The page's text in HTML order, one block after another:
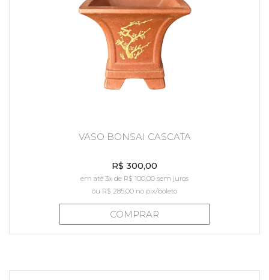
VASO BONSAI CASCATA
R$ 300,00
em até 3x de R$ 100,00 sem juros
ou R$ 285,00 no pix/boleto
COMPRAR